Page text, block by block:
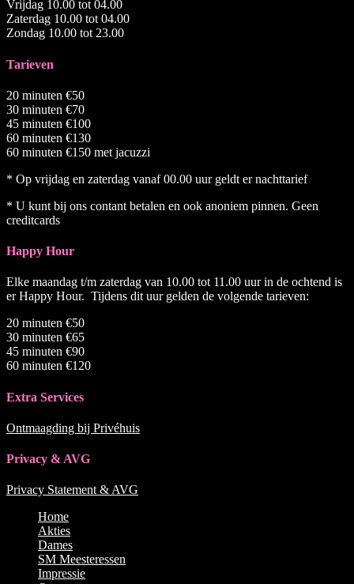
Vrijdag 10.00 tot 04.00
Zaterdag 10.00 tot 04.00
Zondag 10.00 tot 23.00
Tarieven
20 minuten €50
30 minuten €70
45 minuten €100
60 minuten €130
60 minuten €150 met jacuzzi
* Op vrijdag en zaterdag vanaf 00.00 uur geldt er nachttarief
* U kunt bij ons contant betalen en ook anoniem pinnen. Geen
creditcards
Happy Hour
Elke maandag t/m zaterdag van 10.00 tot 11.00 uur in de ochtend is
er Happy Hour. Tijdens dit uur gelden de volgende tarieven:
20 minuten €50
30 minuten €65
45 minuten €90
60 minuten €120
Extra Services
Ontmaagding bij Privéhuis
Privacy & AVG
Privacy Statement & AVG
scrollen
Home
Akties
Dames
SM Meesteressen
Impressie